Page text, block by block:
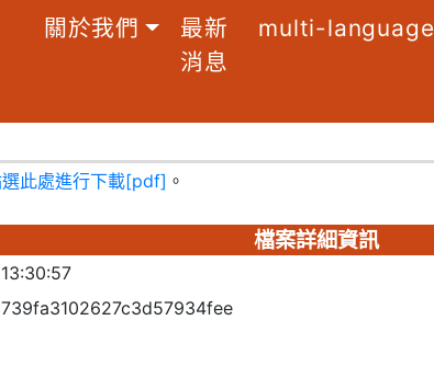
關於我們
最新
消息
multi-language
此處進行下載[pdf] 。
檔案詳細資訊